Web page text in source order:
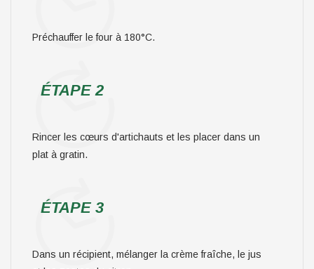
Préchauffer le four à 180°C.
ÉTAPE 2
Rincer les cœurs d'artichauts et les placer dans un
plat à gratin.
ÉTAPE 3
Dans un récipient, mélanger la crème fraîche, le jus